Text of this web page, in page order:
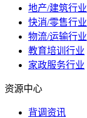
地产/建筑行业
快消/零售行业
物流/运输行业
教育培训行业
家政服务行业
资源中心
背调资讯